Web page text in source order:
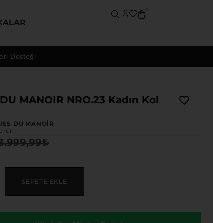
0
MANOIR NRO.23 Kadın Kol
DU MANOİR
₺
SEPETE EKLE